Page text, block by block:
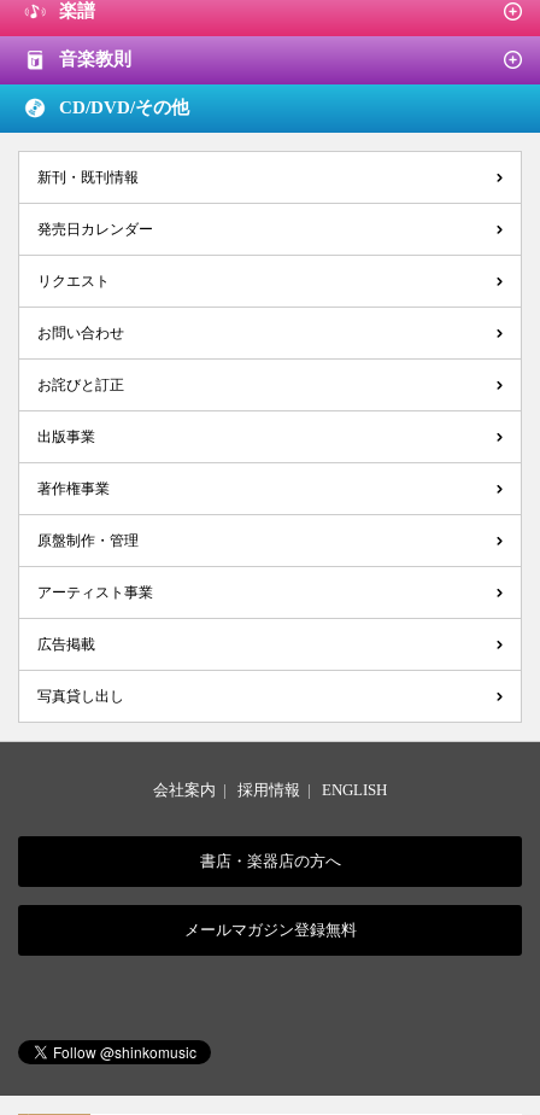
楽譜
音楽教則
CD/DVD/その他
新刊・既刊情報
発売日カレンダー
リクエスト
お問い合わせ
お詫びと訂正
出版事業
著作権事業
原盤制作・管理
アーティスト事業
広告掲載
写真貸し出し
会社案内 | 採用情報 | ENGLISH
書店・楽器店の方へ
メールマガジン登録無料